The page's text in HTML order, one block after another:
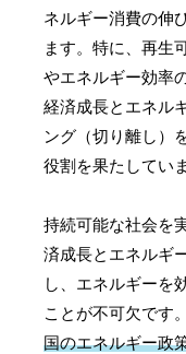
ネルギー消費の伸
ます。特に、再生
やエネルギー効率
経済成長とエネル
ング（切り離し）
役割を果たしてい
持続可能な社会を
済成長とエネルギ
し、エネルギーを
ことが不可欠です
国のエネルギー政